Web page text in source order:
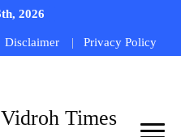
2026
Disclaimer Privacy Policy
Times